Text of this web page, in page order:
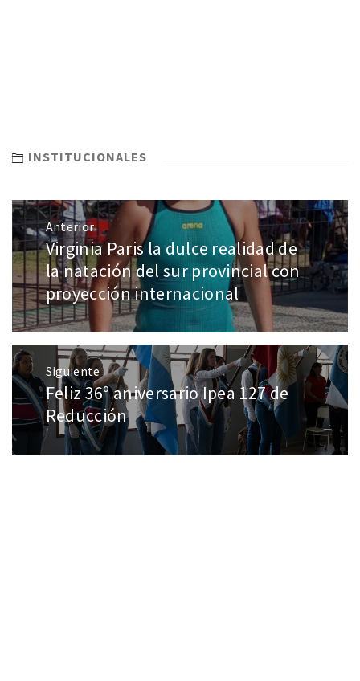
INSTITUCIONALES
Anterior
Virginia Paris la dulce realidad de
la natación del sur provincial con
proyección internacional
Siguiente
Feliz 36º aniversario Ipea 127 de
Reducción